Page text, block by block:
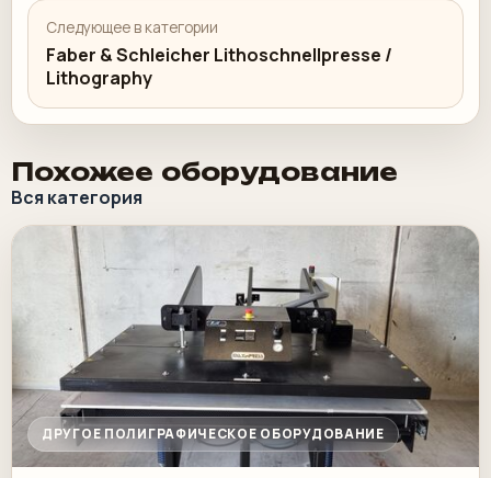
Следующее в категории
Faber & Schleicher Lithoschnellpresse /
Lithography
Похожее оборудование
Вся категория
ДРУГОЕ ПОЛИГРАФИЧЕСКОЕ ОБОРУДОВАНИЕ